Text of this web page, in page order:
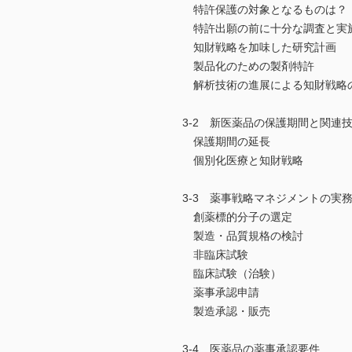
特許保護の対象となるものは？
特許出願の前に十分な調査と実
知財戦略を加味した研究計画
製品化のための製剤特許
解析技術の進展による知財戦略
3-2 新医薬品の保護期間と関連
保護期間の延長
個別化医療と知財戦略
3-3 薬事戦略マネジメントの実務
創薬標的分子の選定
製造・品質規格の検討
非臨床試験
臨床試験（治験）
薬事承認申請
製造承認・販売
3-4 医薬品の薬事承認要件